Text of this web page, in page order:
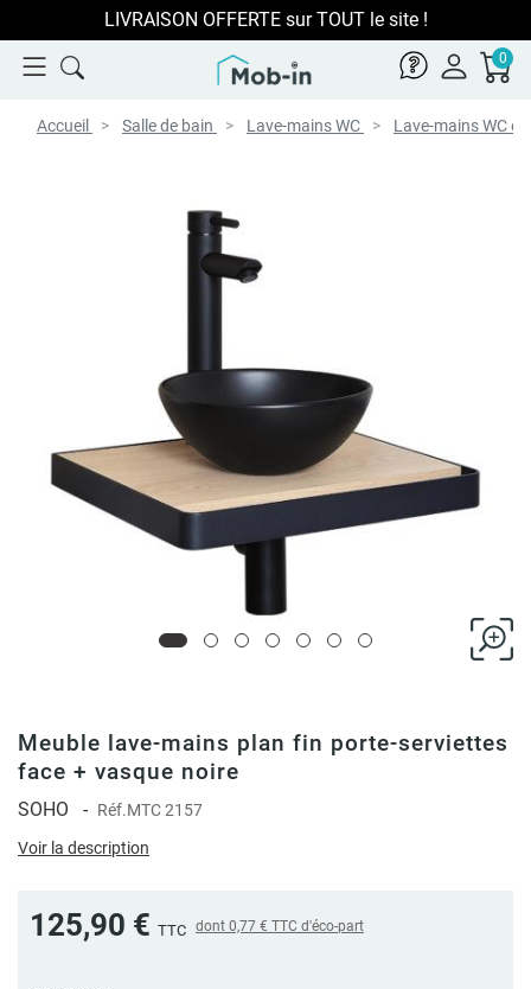
LIVRAISON OFFERTE sur TOUT le site !
0
Accueil Salle de bain Lave-mains WC Lave-mains WC
Meuble lave-mains plan fin porte-serviettes
face + vasque noire
SOHO - Réf.MTC 2157
Voir la description
125,90 € TTC dont 0,77 € TTC d'éco-part